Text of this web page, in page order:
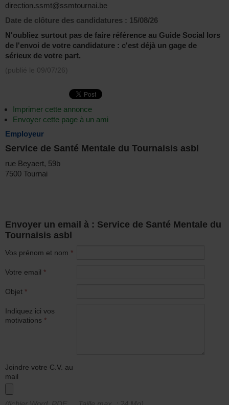
direction.ssmt@ssmtournai.be
Date de clôture des candidatures : 15/08/26
N'oubliez surtout pas de faire référence au Guide Social lors
de l'envoi de votre candidature : c'est déjà un gage de
sérieux de votre part.
(publié le 09/07/26
Imprimer cette annonce
Envoyer cette page à un ami
Employeur
Service de Santé Mentale du Tournaisis asbl
rue Beyaert, 59b
7500 Tournai
Envoyer un email à : Service de Santé Mentale du
Tournaisis asbl
Vos prénom et nom *
Votre email *
Objet *
Indiquez ici vos
motivations *
Joindre votre C.V. au
mail